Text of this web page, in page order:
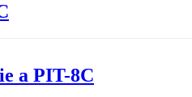
a PIT-8C